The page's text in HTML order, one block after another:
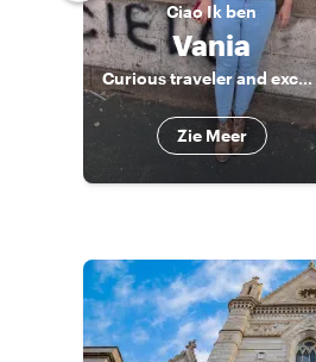
CiaoIk ben
Vania
Curious traveler and excellent foodie expert truly local
Zie Meer